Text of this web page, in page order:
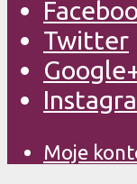
Twitter
Moje